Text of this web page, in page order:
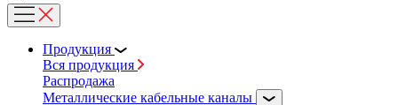
Продукция
Вся продукция
Распродажа
Металлические кабельные каналы